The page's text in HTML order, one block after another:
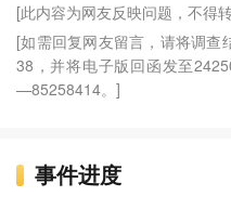
[此内容为网友反映问题，不得
[如需回复网友留言，请将调
38，并将电子版回函发至
—85258414。]
事件进度